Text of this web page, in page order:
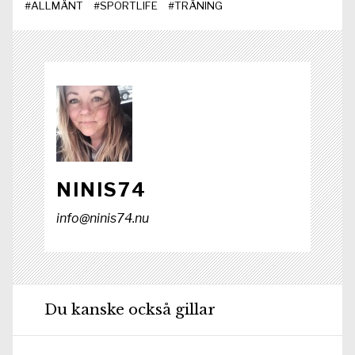
o
t
r
)
I
#ALLMÄNT #SPORTLIFE #TRÄNING
NINIS74
info@ninis74.nu
Du kanske också gillar